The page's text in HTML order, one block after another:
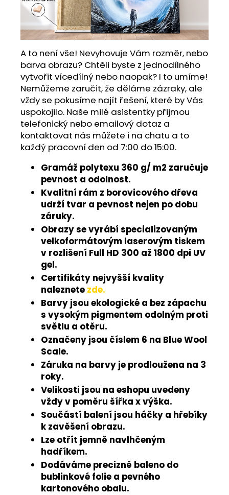
A to není vše! Nevyhovuje Vám rozměr, nebo
barva obrazu? Chtěli byste z jednodílného
vytvořit vícedílný nebo naopak? I to umíme!
Nemůžeme zaručit, že děláme zázraky, ale
vždy se pokusíme najít řešení, které by Vás
uspokojilo. Naše milé asistentky přijmou
telefonický nebo emailový dotaz a
kontaktovat nás můžete i na chatu a to
každý pracovní den od 7:00 do 15:00.
Gramáž polytexu 360 g/ m2 zaručuje
pevnost a odolnost.
Kvalitní rám z borovicového dřeva
udrží tvar a pevnost nejen po dobu
záruky.
Obrazy se vyrábí specializovaným
velkoformátovým laserovým tiskem
v rozlišení Full HD 300 až 1800 dpi UV
gel.
Certifikáty nejvyšší kvality
naleznete zde.
Barvy jsou ekologické a bez zápachu
s vysokým pigmentem odolným proti
světlu a otěru.
Označeny jsou číslem 6 na Blue Wool
Scale.
Záruka na barvy je prodloužena na 3
roky.
Velikosti jsou na eshopu uvedeny
vždy v poměru šířka x výška.
Součástí balení jsou háčky a hřebíky
k zavěšení obrazu.
Lze otřít jemně navlhčeným
hadříkem.
Dodáváme precizně baleno do
bublinkové folie a pevného
kartonového obalu.